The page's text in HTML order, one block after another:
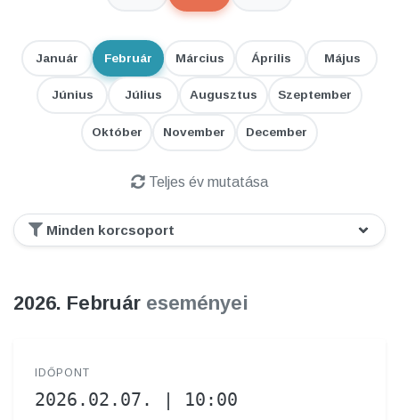
Január Február Március Április Május
Június Július Augusztus Szeptember
Október November December
Teljes év mutatása
2026. Február eseményei
IDŐPONT
2026.02.07. | 10:00